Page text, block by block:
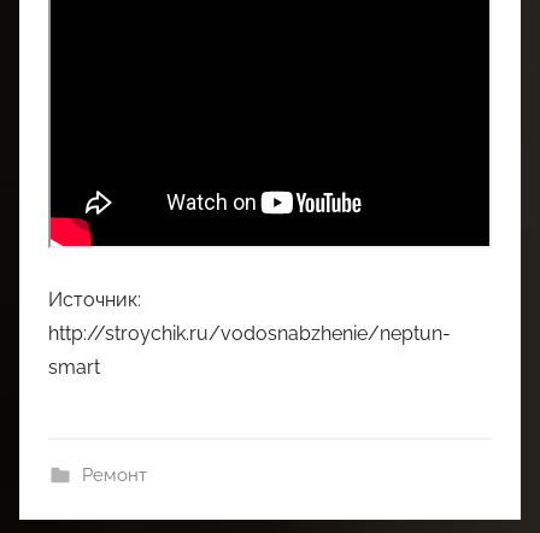
Источник:
http://stroychik.ru/vodosnabzhenie/neptun-
smart
Ремонт